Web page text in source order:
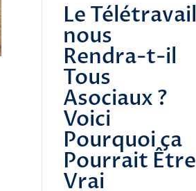
Le Télétravail
nous
Rendra-t-il
Tous
Asociaux ?
Voici
Pourquoi ça
Pourrait Être
Vrai